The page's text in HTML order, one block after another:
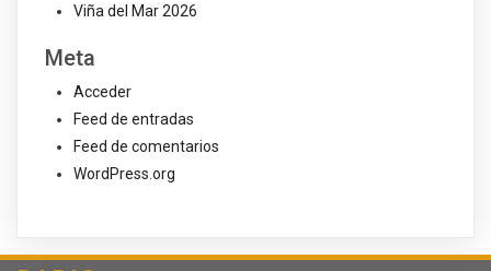
Viña del Mar 2026
Meta
Acceder
Feed de entradas
Feed de comentarios
WordPress.org